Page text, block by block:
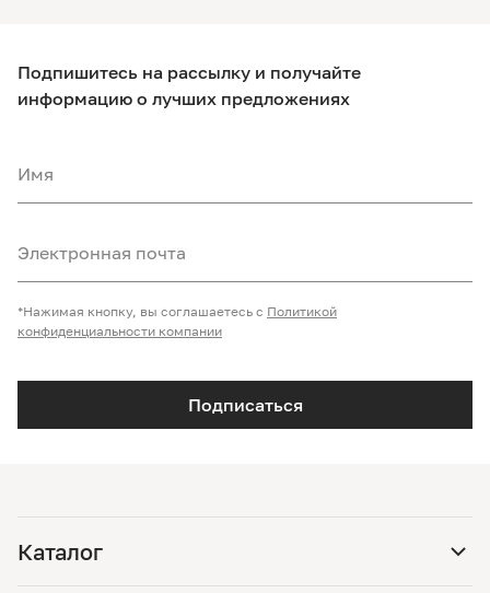
Подпишитесь на рассылку и получайте
информацию о лучших предложениях
Имя
Электронная почта
Подписаться
*Нажимая кнопку, вы соглашаетесь с Политикой
конфиденциальности компании
Каталог